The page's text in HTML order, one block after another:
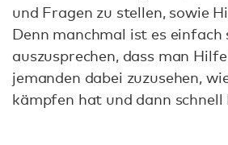
und Fragen zu stellen, sowie
Denn manchmal ist es einfach
auszusprechen, dass man
jemanden dabei zuzusehen,
kämpfen hat und dann